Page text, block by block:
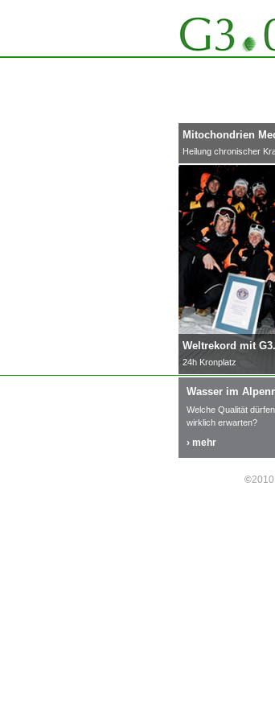
Mitochondrien
Heilung chronischer
Weltrekord mit
24h Kronplatz
Wasser im
Welche Qualität
wirklich erwarten?
› mehr
©